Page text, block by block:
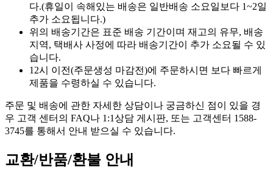
다.(휴일이 속해있는 배송은 일반배송 소요일보다 1~2일
추가 소요됩니다.)
위의 배송기간은 표준 배송 기간이며 재고의 유무, 배송
지역, 택배사 사정에 따라 배송기간이 추가 소요될 수 있
습니다.
12시 이전(주문생성 마감전)에 주문하시면 보다 빠르게
제품을 수령하실 수 있습니다.
주문 및 배송에 관한 자세한 상담이나 궁금하신 점이 있을 경
우 고객 센터의 FAQ나 1:1상담 게시판, 또는 고객센터 1588-
3745를 통해서 안내 받으실 수 있습니다.
교환/반품/환불 안내